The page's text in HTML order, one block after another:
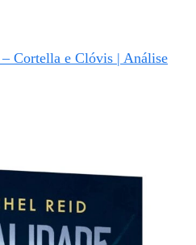
Cortella e Clóvis | Análise